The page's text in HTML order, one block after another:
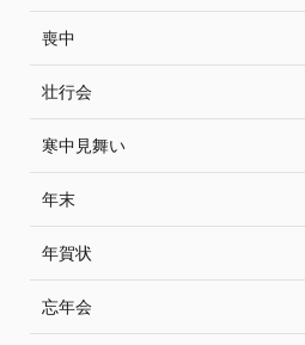
喪中
壮行会
寒中見舞い
年末
年賀状
忘年会